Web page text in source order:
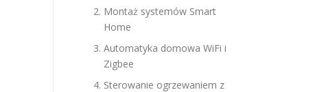
Montaż systemów Smart
Home
Automatyka domowa WiFi i
Zigbee
Sterowanie ogrzewaniem z